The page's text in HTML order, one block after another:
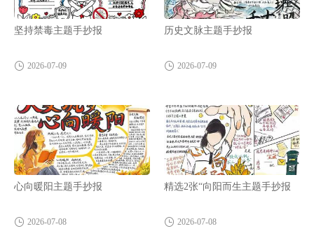
坚持禁毒主题手抄报
2026-07-09
历史文脉主题手抄报
2026-07-09
心向暖阳主题手抄报
2026-07-08
精选2张“向阳而生主题手抄报
2026-07-08